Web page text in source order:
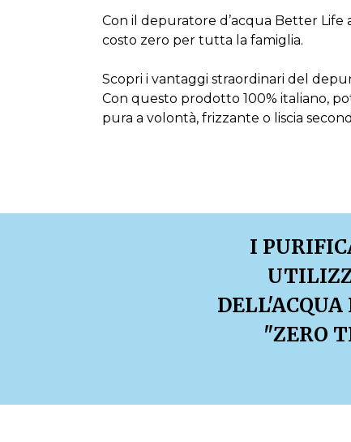
Con il depuratore d’acqua Better Life
costo zero per tutta la famiglia.
Scopri i vantaggi straordinari del
Con questo prodotto 100% italiano,
pura a volontà, frizzante o liscia
I
"ZERO